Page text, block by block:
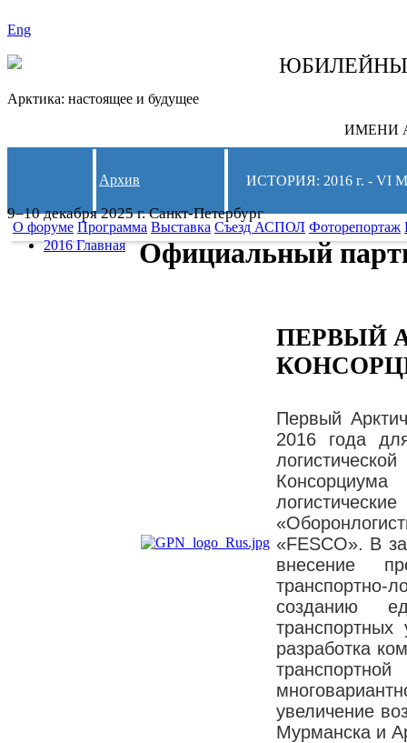
Eng
Арктика: настоящее и будущее
ИМЕНИ
9–10 декабря 2025 г. Санкт-Петербург
Архив ИСТОРИЯ: 2016 г. -
О форуме Программа Выставка Съезд АСПОЛ Фоторепортаж
2016 Главная
Официальный
ПЕРВЫЙ
Первый
2016 года
«FESCO». В
внесение
транспортно-
созданию
разработка
увеличение
Мурманска и